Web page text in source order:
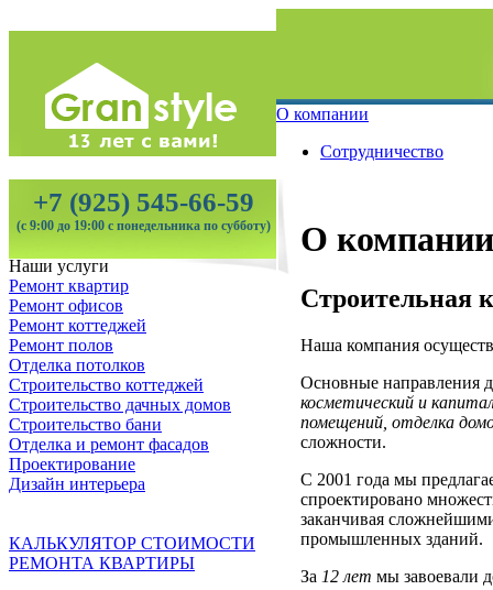
О компании
Сотрудничество
+7 (925) 545-66-59
(с 9:00 до 19:00 с понедельника по субботу)
Наши услуги
Ремонт квартир
Ремонт офисов
Ремонт коттеджей
Ремонт полов
Отделка потолков
Строительство коттеджей
Строительство дачных домов
Строительство бани
Отделка и ремонт фасадов
Проектирование
Дизайн интерьера
КАЛЬКУЛЯТОР СТОИМОСТИ
РЕМОНТА КВАРТИРЫ
О компании
Наша компания
Основные направления
косметический и
помещений, отделка
сложности.
С 2001 года мы
спроектировано
заканчивая
промышленных зданий.
За 12 лет мы завоевали